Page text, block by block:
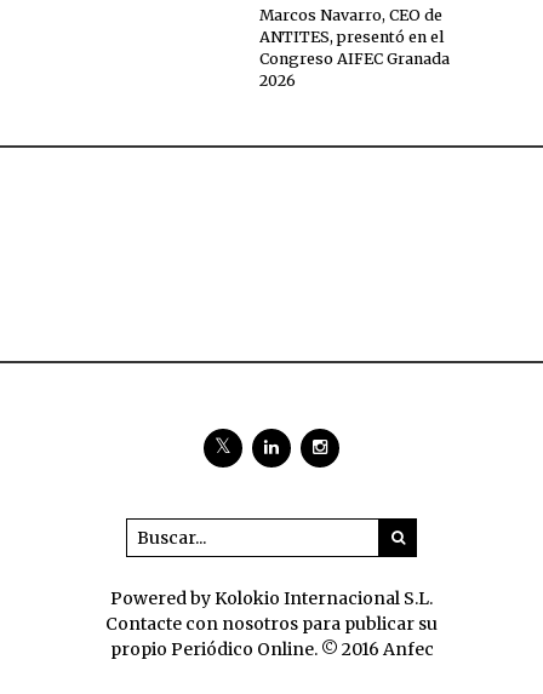
Marcos Navarro, CEO de
ANTITES, presentó en el
Congreso AIFEC Granada
2026
Powered by Kolokio Internacional S.L.
Contacte con nosotros para publicar su
propio Periódico Online. © 2016 Anfec